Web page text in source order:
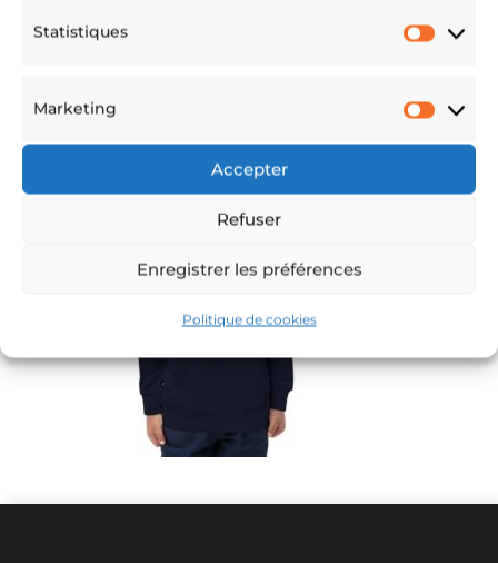
Statistiques
Marketing
Accepter
Refuser
Enregistrer les préférences
Politique de cookies
Fév 11, 2022